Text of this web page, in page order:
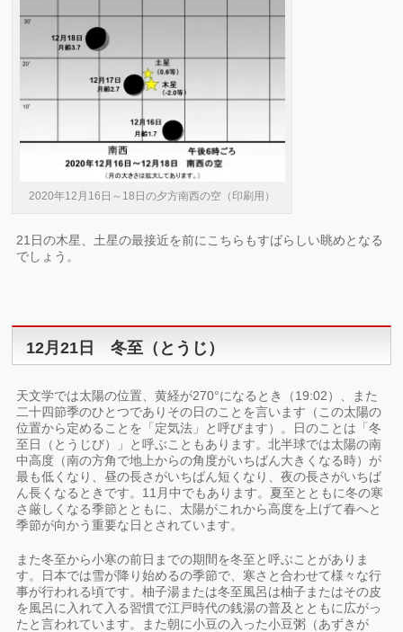
2020年12月16日～18日の夕方南西の空（印刷用）
21日の木星、土星の最接近を前にこちらもすばらしい眺めとなる
でしょう。
12月21日 冬至（とうじ）
天文学では太陽の位置、黄経が270°になるとき（19:02）、また
二十四節季のひとつでありその日のことを言います（この太陽の
位置から定めることを「定気法」と呼びます）。日のことは「冬
至日（とうじび）」と呼ぶこともあります。北半球では太陽の南
中高度（南の方角で地上からの角度がいちばん大きくなる時）が
最も低くなり、昼の長さがいちばん短くなり、夜の長さがいちば
ん長くなるときです。11月中でもあります。夏至とともに冬の寒
さ厳しくなる季節とともに、太陽がこれから高度を上げて春へと
季節が向かう重要な日とされています。
また冬至から小寒の前日までの期間を冬至と呼ぶことがありま
す。日本では雪が降り始めるの季節で、寒さと合わせて様々な行
事が行われる頃です。柚子湯または冬至風呂は柚子またはその皮
を風呂に入れて入る習慣で江戸時代の銭湯の普及とともに広がっ
たと言われています。また朝に小豆の入った小豆粥（あずきが